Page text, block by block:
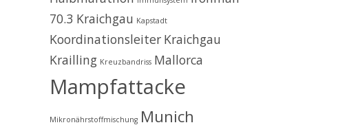
70.3 Kraichgau Kapstadt
Koordinationsleiter Kraichgau
Krailling Kreuzbandriss Mallorca
Mampfattacke
Mikronährstoffmischung Munich